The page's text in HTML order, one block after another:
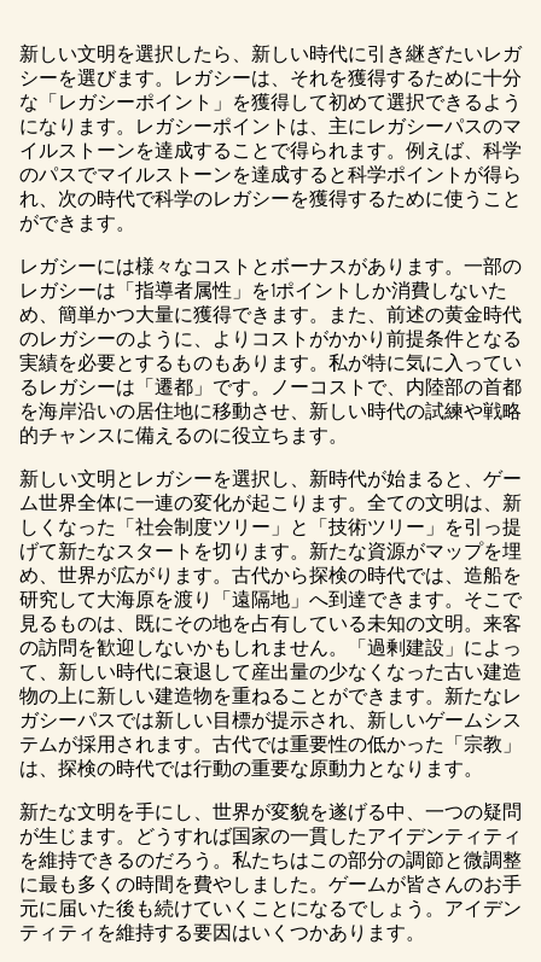
新しい文明を選択したら、新しい時代に引き継ぎたいレガ
シーを選びます。レガシーは、それを獲得するために十分
な「レガシーポイント」を獲得して初めて選択できるよう
になります。レガシーポイントは、主にレガシーパスのマ
イルストーンを達成することで得られます。例えば、科学
のパスでマイルストーンを達成すると科学ポイントが得ら
れ、次の時代で科学のレガシーを獲得するために使うこと
ができます。
レガシーには様々なコストとボーナスがあります。一部の
レガシーは「指導者属性」を1ポイントしか消費しないた
め、簡単かつ大量に獲得できます。また、前述の黄金時代
のレガシーのように、よりコストがかかり前提条件となる
実績を必要とするものもあります。私が特に気に入ってい
るレガシーは「遷都」です。ノーコストで、内陸部の首都
を海岸沿いの居住地に移動させ、新しい時代の試練や戦略
的チャンスに備えるのに役立ちます。
新しい文明とレガシーを選択し、新時代が始まると、ゲー
ム世界全体に一連の変化が起こります。全ての文明は、新
しくなった「社会制度ツリー」と「技術ツリー」を引っ提
げて新たなスタートを切ります。新たな資源がマップを埋
め、世界が広がります。古代から探検の時代では、造船を
研究して大海原を渡り「遠隔地」へ到達できます。そこで
見るものは、既にその地を占有している未知の文明。来客
の訪問を歓迎しないかもしれません。「過剰建設」によっ
て、新しい時代に衰退して産出量の少なくなった古い建造
物の上に新しい建造物を重ねることができます。新たなレ
ガシーパスでは新しい目標が提示され、新しいゲームシス
テムが採用されます。古代では重要性の低かった「宗教」
は、探検の時代では行動の重要な原動力となります。
新たな文明を手にし、世界が変貌を遂げる中、一つの疑問
が生じます。どうすれば国家の一貫したアイデンティティ
を維持できるのだろう。私たちはこの部分の調節と微調整
に最も多くの時間を費やしました。ゲームが皆さんのお手
元に届いた後も続けていくことになるでしょう。アイデン
ティティを維持する要因はいくつかあります。